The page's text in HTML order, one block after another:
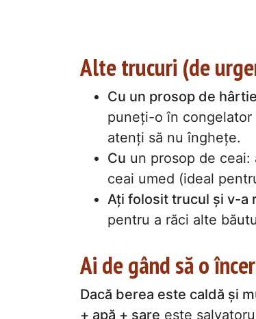
Alte trucuri (de
Cu un prosop de
puneți-o în congelator
atenți să nu înghețe.
Cu un prosop de
ceai umed (ideal
Ați folosit trucul și v-a
pentru a răci alte
Ai de gând să o
Dacă berea este caldă și
+ apă + sare este